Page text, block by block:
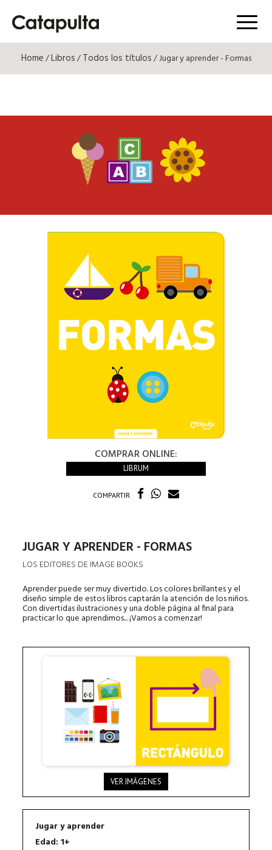
Menú
Home/Libros/Todos los títulos/ Jugar y aprender - Formas
COMPRAR ONLINE:
LIBRUM
COMPARTIR
JUGAR Y APRENDER - FORMAS
LOS EDITORES DE IMAGE BOOKS
Aprender puede ser muy divertido. Los colores brillantes y el
diseño simple de estos libros captarán la atención de los niños.
Con divertidas ilustraciones y una doble página al final para
practicar lo que aprendimos... ¡Vamos a comenzar!
VER IMÁGENES
Jugar y aprender
Edad: 1+